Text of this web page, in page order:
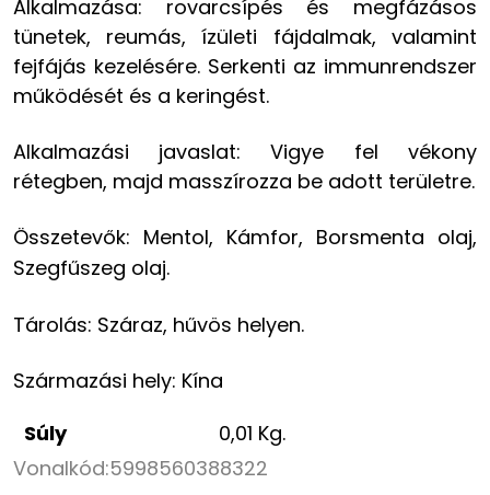
Alkalmazása: rovarcsípés és megfázásos
tünetek, reumás, ízületi fájdalmak, valamint
fejfájás kezelésére. Serkenti az immunrendszer
működését és a keringést.
Alkalmazási javaslat: Vigye fel vékony
rétegben, majd masszírozza be adott területre.
Összetevők: Mentol, Kámfor, Borsmenta olaj,
Szegfűszeg olaj.
Tárolás: Száraz, hűvös helyen.
Származási hely: Kína
Súly
0,01 Kg.
Vonalkód:5998560388322